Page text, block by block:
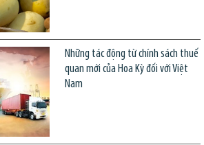
Những tác động từ chính sách thuế
quan mới của Hoa Kỳ đối với Việt
Nam